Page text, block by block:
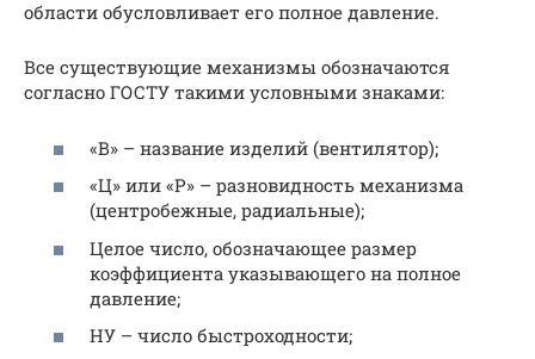
области обусловливает его полное давление.
Все существующие механизмы обозначаются
согласно ГОСТУ такими условными знаками:
«В» – название изделий (вентилятор);
«Ц» или «Р» – разновидность механизма
(центробежные, радиальные);
Целое число, обозначающее размер
коэффициента указывающего на полное
давление;
НУ – число быстроходности;